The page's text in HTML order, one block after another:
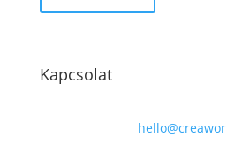
Kapcsolat